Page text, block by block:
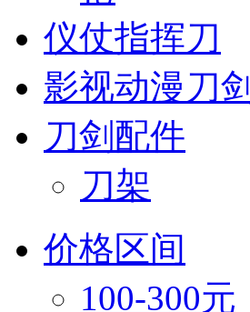
仪仗指挥刀
影视动漫刀剑
刀剑配件
刀架
价格区间
100-300元